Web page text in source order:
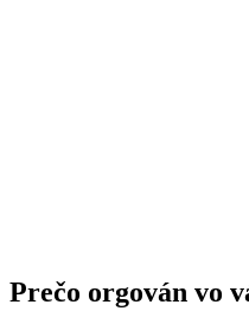
Prečo orgován vo